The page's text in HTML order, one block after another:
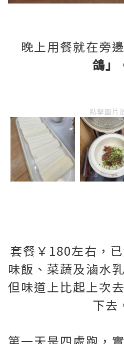
晚上用餐就在旁
鴿」
點擊圖片
套餐￥180左右，
味飯、菜蔬及滷水
但味道上比起上次
下去